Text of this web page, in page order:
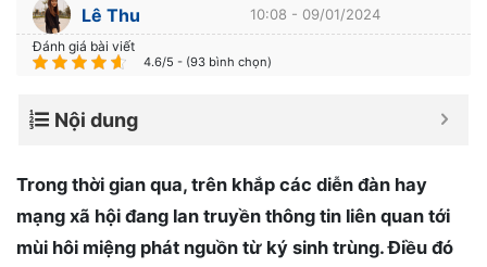
Lê Thu 10:08 - 09/01/2024
Đánh giá bài viết
4.6/5 - (93 bình chọn)
Nội dung
Trong thời gian qua, trên khắp các diễn đàn hay
mạng xã hội đang lan truyền thông tin liên quan tới
mùi hôi miệng phát nguồn từ ký sinh trùng. Điều đó